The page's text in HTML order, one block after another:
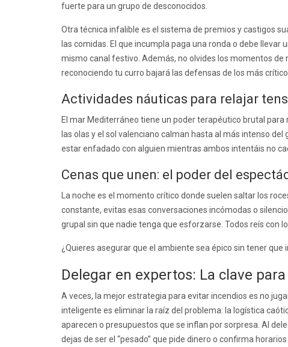
fuerte para un grupo de desconocidos.
Otra técnica infalible es el sistema de premios y castigos
las comidas. El que incumpla paga una ronda o debe
mismo canal festivo. Además, no olvides los momentos de
reconociendo tu curro bajará las defensas de los más
Actividades náuticas para relajar
El mar Mediterráneo tiene un poder terapéutico brutal
las olas y el sol valenciano calman hasta al más intenso
estar enfadado con alguien mientras ambos intentáis no
Cenas que unen: el poder del
La noche es el momento crítico donde suelen saltar los
constante, evitas esas conversaciones incómodas o
grupal sin que nadie tenga que esforzarse. Todos reís con
¿Quieres asegurar que el ambiente sea épico sin tener que
Delegar en expertos: La clave
A veces, la mejor estrategia para evitar incendios es no
inteligente es eliminar la raíz del problema: la logística
aparecen o presupuestos que se inflan por sorpresa. Al
dejas de ser el “pesado” que pide dinero o confirma